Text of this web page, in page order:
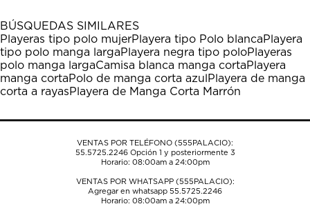
1
estrella
Esta
acción
abrirá
el
formulario
envío.
estrellas.
Esta
acción
abrirá
el
formulario
envío.
estrellas.
Esta
acción
abrirá
el
formulario
envío.
estrellas.
Esta
acción
abrirá
el
formulario
envío.
estrellas.
Esta
acción
abrirá
el
formulario
envío.
BÚSQUEDAS SIMILARES
Playeras tipo polo mujerPlayera tipo Polo blancaPlayera
tipo polo manga largaPlayera negra tipo poloPlayeras
polo manga largaCamisa blanca manga cortaPlayera
manga cortaPolo de manga corta azul Playera de manga
corta a rayasPlayera de Manga Corta Marrón
VENTAS POR TELÉFONO (555PALACIO):
55.5725.2246Opción 1 y posteriormente 3
Horario: 08:00am a 24:00pm
VENTAS POR WHATSAPP (555PALACIO):
Agregar en whatsapp 55.5725.2246
Horario: 08:00am a 24:00pm